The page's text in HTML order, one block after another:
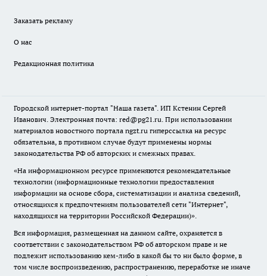
Заказать рекламу
О нас
Редакционная политика
Городской интернет-портал "Наша газета". ИП Кстенин Сергей
Иванович. Электронная почта: red@pg21.ru. При использовании
материалов новостного портала ngzt.ru гиперссылка на ресурс
обязательна, в противном случае будут применены нормы
законодательства РФ об авторских и смежных правах.
«На информационном ресурсе применяются рекомендательные
технологии (информационные технологии предоставления
информации на основе сбора, систематизации и анализа сведений,
относящихся к предпочтениям пользователей сети "Интернет",
находящихся на территории Российской Федерации)».
Вся информация, размещенная на данном сайте, охраняется в
соответствии с законодательством РФ об авторском праве и не
подлежит использованию кем-либо в какой бы то ни было форме, в
том числе воспроизведению, распространению, переработке не иначе